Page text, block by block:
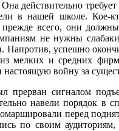
действительно
в нашей школе. Кое-
прежде всего, они
не нужны
Напротив, успешно
мелких и средних
войну за
прерван сигналом
навели порядок в
перед
по своим